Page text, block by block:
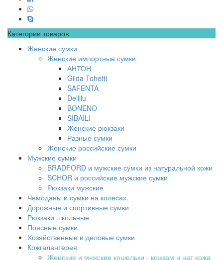
Категории товаров
Женские сумки
Женские импортные сумки
АНТОН
Gilda Tohetti
SAFENTA
Dellilu
BONENO
SIBAILI
Женские рюкзаки
Разные сумки
Женские российские сумки
Мужские сумки
BRADFORD и мужские сумки из натуральной кожи
SCHOR и российские мужские сумки
Рюкзаки мужские
Чемоданы и сумки на колесах.
Дорожные и спортивные сумки
Рюкзаки школьные
Поясные сумки
Хозяйственные и деловые сумки
Кожгалантерея
Женские и мужские кошельки - кожзам и нат.кожа